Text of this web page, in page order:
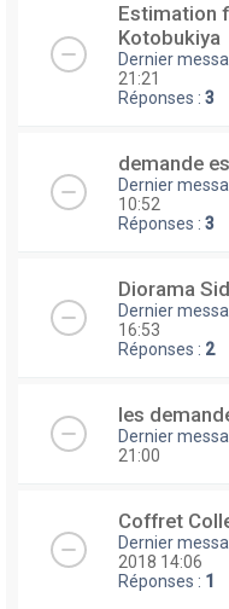
Estimation
Kotobukiya
Dernier
21:21
Réponses : 3
demande
Dernier
10:52
Réponses : 3
Diorama
Dernier
16:53
Réponses : 2
les
Dernier
21:00
Coffret
Dernier
2018 14:06
Réponses : 1